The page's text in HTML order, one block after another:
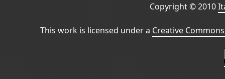
Copyright © 2010
This work is licensed under a Creative